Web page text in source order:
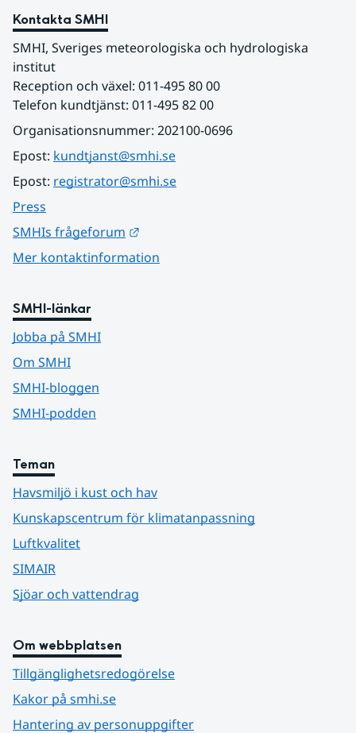
Kontakta SMHI
SMHI, Sveriges meteorologiska och hydrologiska
institut
Reception och växel: 011-495 80 00
Telefon kundtjänst: 011-495 82 00
Organisationsnummer: 202100-0696
Epost: kundtjanst@smhi.se
Epost: registrator@smhi.se
Press
SMHIs frågeforum
Mer kontaktinformation
SMHI-länkar
Jobba på SMHI
Om SMHI
SMHI-bloggen
SMHI-podden
Teman
Havsmiljö i kust och hav
Kunskapscentrum för klimatanpassning
Luftkvalitet
SIMAIR
Sjöar och vattendrag
Om webbplatsen
Tillgänglighetsredogörelse
Kakor på smhi.se
Hantering av personuppgifter